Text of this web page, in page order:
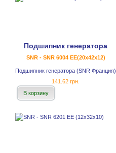
Подшипник генератора
SNR - SNR 6004 EE(20x42x12)
Подшипник генератора (SNR Франция)
141.62 грн.
В корзину